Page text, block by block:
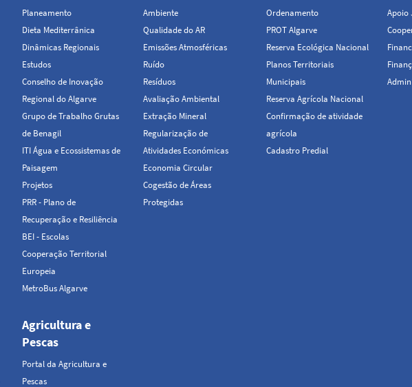
Planeamento
Dieta Mediterrânica
Dinâmicas Regionais
Estudos
Conselho de Inovação
Regional do Algarve
Grupo de Trabalho Grutas
de Benagil
ITI Água e Ecossistemas de
Paisagem
Projetos
PRR - Plano de
Recuperação e Resiliência
BEI - Escolas
Cooperação Territorial
Europeia
MetroBus Algarve
Ambiente
Qualidade do AR
Emissões Atmosféricas
Ruído
Resíduos
Avaliação Ambiental
Extração Mineral
Regularização de
Atividades Económicas
Economia Circular
Cogestão de Áreas
Protegidas
Ordenamento
PROT Algarve
Reserva Ecológica Nacional
Planos Territoriais
Municipais
Reserva Agrícola Nacional
Confirmação de atividade
agrícola
Cadastro Predial
Apoio
Agricultura e
Pescas
Portal da Agricultura e
Pescas